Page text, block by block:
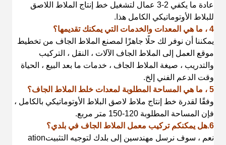
عادة ما يكفي 2-3 عمال لتشغيل خط إنتاج الملاط اللاصق
للبلاط الأوتوماتيكي الكامل هذا.
4 ، ما هي المعدات والخدمات التي يمكنك تقديمها؟
يمكننا أن نوفر لك حلًا جاهزًا لمصنع الملاط الجاف من تخطيط
موقع العمل إلى الملاط الجاف الآلات ، النقل ، التركيب
والتدريب ، صيغة الملاط الجاف ، خدمات ما بعد البيع ، الحياة
وقت الدعم الفني إلخ.
5 ، ما هي المساحة المطلوبة لمعدات خلط الملاط الجاف؟
وفقًا لقدرة خط إنتاج ملاط ​​لاصق البلاط الأوتوماتيكي بالكامل ،
فإن المساحة المطلوبة 120-150 متر مربع.
6.هل يمكنكم تركيب معمل الملاط الجاف في بلدي؟
نعم ، سوف نرسل مهندسين إلى بلدك لتوجيه التثبيتation